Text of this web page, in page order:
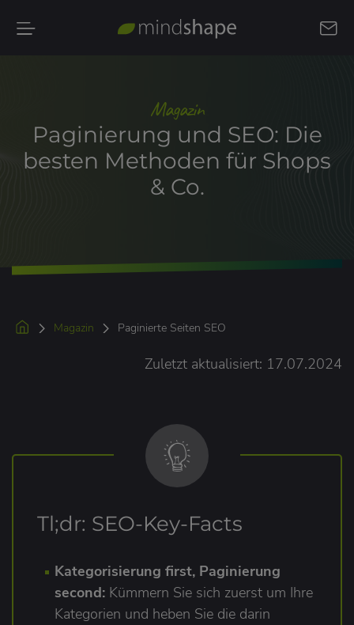
Magazin
Paginierung und SEO: Die
besten Methoden für Shops
& Co.
Magazin Paginierte Seiten SEO
Zuletzt aktualisiert: 17.07.2024
Tl;dr: SEO-Key-Facts
Kategorisierung first, Paginierung
second: Kümmern Sie sich zuerst um Ihre
Kategorien und heben Sie die darin